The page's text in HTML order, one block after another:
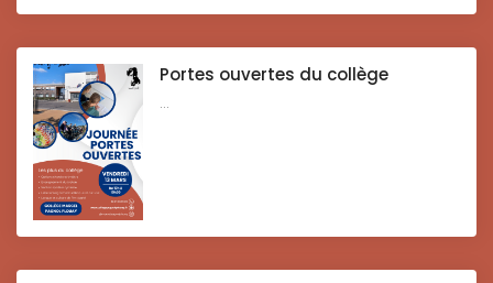
Portes ouvertes du collège
...